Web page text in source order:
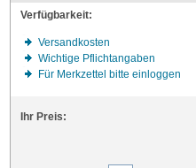
Verfügbarkeit:
Versandkosten
Wichtige Pflichtangaben
Für Merkzettel bitte einloggen
Ihr Preis: